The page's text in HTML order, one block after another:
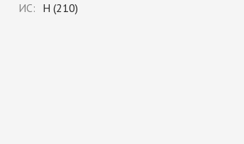
ИС: H (210)